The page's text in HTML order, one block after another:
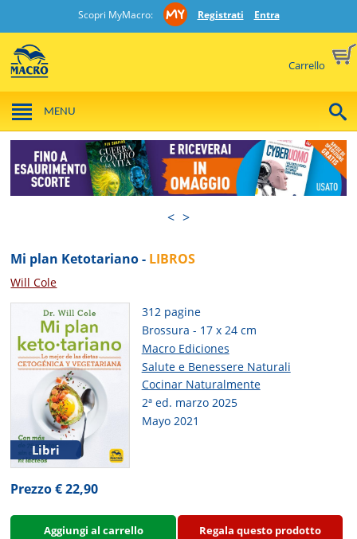
Scopri MyMacro: Registrati Entra
Carrello
MENU
< >
Mi plan Ketotariano - LIBROS
Will Cole
Libri
312 pagine
Brossura - 17 x 24 cm
Macro Ediciones
Salute e Benessere Naturali
Cocinar Naturalmente
2ª ed. marzo 2025
Mayo 2021
Prezzo € 22,90
Aggiungi al carrello Regala questo prodotto